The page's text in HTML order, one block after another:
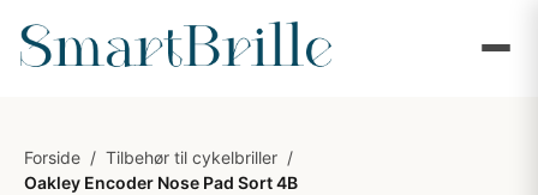
Forside / Tilbehør til cykelbriller /
Oakley Encoder Nose Pad Sort 4B